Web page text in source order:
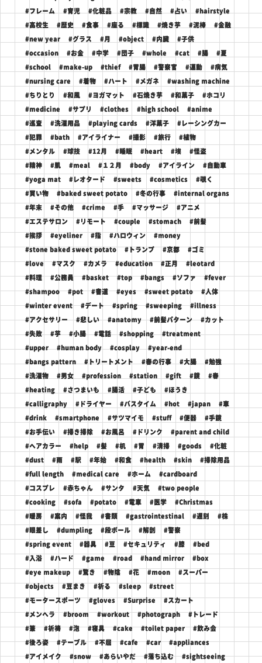
#フレーム #育児 #化粧品 #宗教 #自然 #占い #hairstyle
#高校生 #歴史 #食事 #座る #標識 #焼き芋 #泥棒 #金融
#new year #グラス #月 #object #内臓 #子供
#occasion #お金 #中学 #団子 #whole #cat #腸 #夏
#school #make-up #thief #胃腸 #警察官 #運動 #病気
#nursing care #着物 #ハート #メガネ #washing machine
#ちりとり #和風 #ヨガマット #石焼き芋 #和菓子 #ホコリ
#medicine #サプリ #clothes #high school #anime
#巡査 #洗濯用品 #playing cards #洋菓子 #レーシングカー
#犯罪 #bath #アイライナー #撮影 #旅行 #植物
#メンタル #球技 #12月 #睡眠 #heart #埃 #怪盗
#精神 #肌 #meal #１２月 #body #アイライン #自動車
#yoga mat #レオタード #sweets #cosmetics #覗く
#買い物 #baked sweet potato #冬の行事 #internal organs
#年末 #その他 #crime #手 #マッサージ #アニメ
#エステサロン #リモート #couple #stomach #前髪
#挨拶 #eyeliner #指 #ハロウィン #money
#stone baked sweet potato #トランプ #京都 #ゴミ
#love #マスク #カメラ #education #正月 #leotard
#料理 #公務員 #basket #top #bangs #ソファ #fever
#shampoo #pot #書道 #eyes #sweet potato #人体
#winter event #デート #spring #sweeping #illness
#アクセサリー #悲しい #anatomy #前髪パターン #カット
#失敗 #芋 #小腸 #電話 #shopping #treatment
#upper #human body #cosplay #year-end
#bangs pattern #トリートメント #春の行事 #大腸 #勉強
#洗濯物 #男女 #profession #station #gift #鏡 #春
#heating #さつまいも #腸活 #子ども #ほうき
#calligraphy #ドライヤー #バスタイム #hot #japan #車
#drink #smartphone #サツマイモ #stuff #便器 #手鏡
#お手伝い #掃き掃除 #お風呂 #ドリンク #parent and child
#ヘアカラー #help #髪 #机 #胃 #清掃 #goods #化粧
#dust #雨 #駅 #年始 #和食 #health #skin #掃除用品
#full length #medical care #ホーム #cardboard
#コスプレ #赤ちゃん #サンタ #天気 #two people
#cooking #sofa #potato #電車 #医学 #Christmas
#暖房 #案内 #怪我 #書類 #gastrointestinal #遅刻 #株
#眼差し #dumpling #段ボール #解剖 #警察
#spring event #器具 #豆 #セキュリティ #膝 #bed
#入浴 #ハード #game #road #hand mirror #box
#eye makeup #驚き #物陰 #花 #moon #スーパー
#objects #豆まき #祈る #sleep #street
#モータースポーツ #gloves #Surprise #スカート
#メンヘラ #broom #workout #photograph #トレード
#筆 #祈祷 #泡 #寝具 #cake #toilet paper #飲み会
#後ろ姿 #テーブル #不屈 #cafe #car #appliances
#アイメイク #snow #あらいやだ #落ち込む #sightseeing